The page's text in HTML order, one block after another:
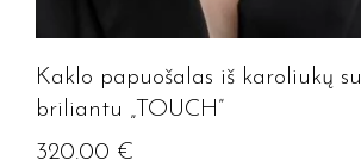
Kaklo papuošalas iš karoliukų su
briliantu „TOUCH”
320.00 €